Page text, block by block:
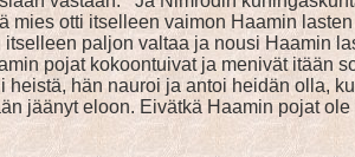
otti itselleen vaimon Haamin
paljon valtaa ja nousi Haamin
pojat kokoontuivat ja menivät itään
hän nauroi ja antoi heidän olla,
jäänyt eloon. Eivätkä Haamin pojat